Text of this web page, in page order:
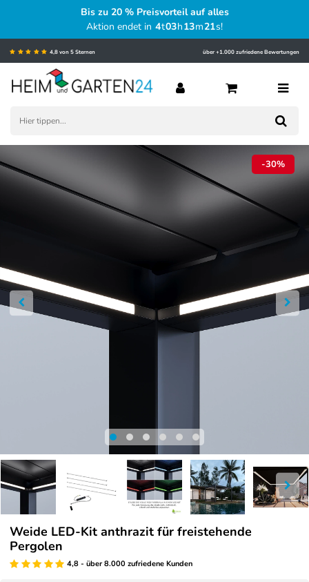
Bis zu 20 % Preisvorteil auf alles
Aktion endet in 4t03h13m20s!
4,8 von 5 Sternen über +1.000 zufriedene Bewertungen
-30%
Weide LED-Kit anthrazit für freistehende
Pergolen
4,8 - über 8.000 zufriedene Kunden